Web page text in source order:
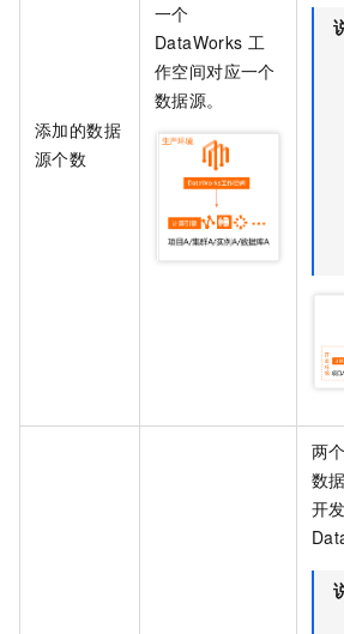
添加的数据
源个数
一个
DataWorks 工
作空间对应一个
数据源。
两
数
开